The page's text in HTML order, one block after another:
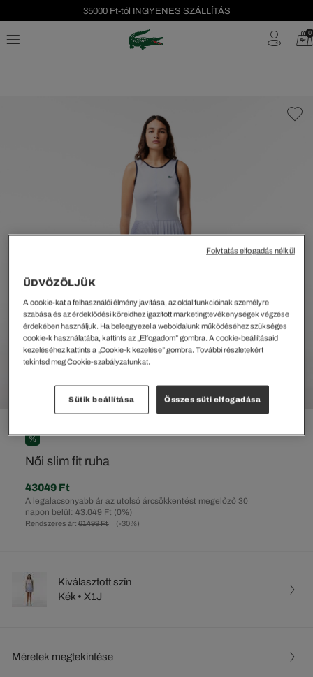
35000 Ft-tól INGYENES SZÁLLÍTÁS
Szezonális leárazás akár -40%! 0
%
Női slim fit ruha
Rendszeres ár: 61499 Ft (-30%)
A legalacsonyabb ár az utolsó árcsökkentést megelőző 30
napon belül: 43.049 Ft (0%)
43049 Ft
Kiválasztott szín
Kék • X1J
Méretek megtekintése
ÜDVÖZÖLJÜK
A cookie-kat a felhasználói élmény javítása, az oldal funkcióinak személyre
szabása és az érdeklődési köreidhez igazított marketingtevékenységek végzése
érdekében használjuk. Ha beleegyezel a weboldalunk működéséhez szükséges
cookie-k használatába, kattints az „Elfogadom” gombra. A cookie-beállításaid
kezeléséhez kattints a „Cookie-k kezelése” gombra. További részletekért
tekintsd meg Cookie-szabályzatunkat.
Sütik beállítása Összes süti elfogadása
Folytatás elfogadás nélkül